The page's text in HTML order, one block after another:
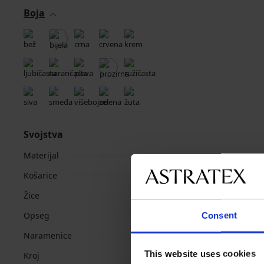
Consent
This website uses cookies
Boja
Svojstva
Materijal
Košarice
Žice
Opseg
Naramenice
Kroj